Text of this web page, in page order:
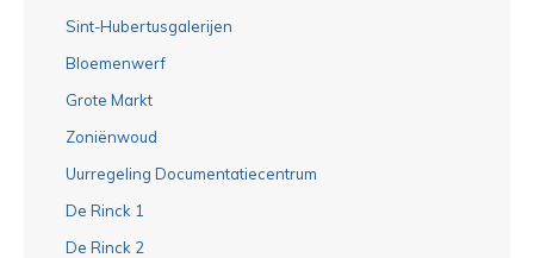
Sint-Hubertusgalerijen
Bloemenwerf
Grote Markt
Zoniënwoud
Uurregeling Documentatiecentrum
De Rinck 1
De Rinck 2